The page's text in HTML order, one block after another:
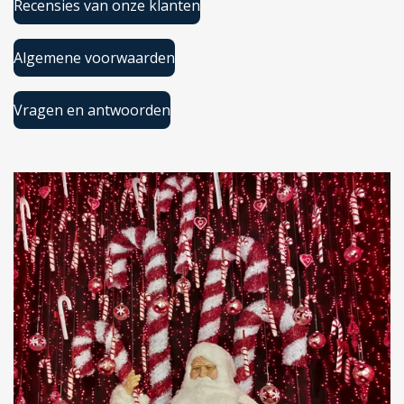
Recensies van onze klanten
Algemene voorwaarden
Vragen en antwoorden